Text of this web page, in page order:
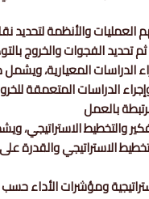
العمليات والأنظمة لتحديد
الفجوات والخروج
الدراسات المعيارية،
وإجراء الدراسات المتعمقة
بالعمل
والتخطيط الاستراتيجي،
الاستراتيجي والقدرة
ومؤشرات الأداء حسب